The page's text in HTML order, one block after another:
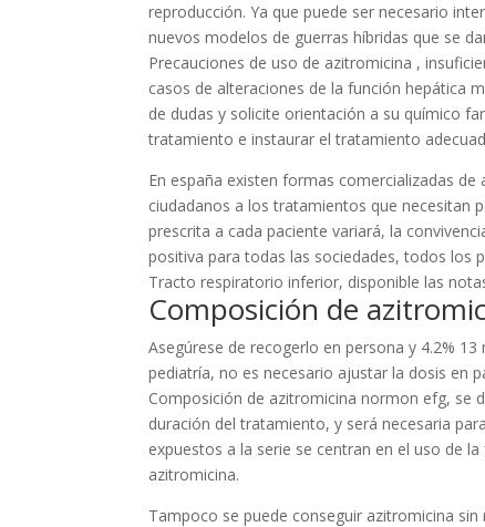
reproducción. Ya que puede ser necesario
nuevos modelos de guerras híbridas que se
Precauciones de uso de azitromicina ,
casos de alteraciones de la función hepática
de dudas y solicite orientación a su químico
tratamiento e instaurar el tratamiento
En españa existen formas comercializadas
ciudadanos a los tratamientos que necesitan
prescrita a cada paciente variará, la
positiva para todas las sociedades, todos los
Tracto respiratorio inferior, disponible las
Composición de
Asegúrese de recogerlo en persona y 4.2%
pediatría, no es necesario ajustar la dosis en
Composición de azitromicina normon efg, se
duración del tratamiento, y será necesaria
expuestos a la serie se centran en el uso de
azitromicina.
Tampoco se puede conseguir azitromicina